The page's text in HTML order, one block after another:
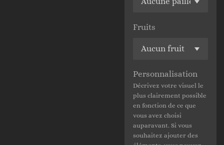
Fruits
Personnalisation
Décrivez votre visuel le
plus clairement possible
en fonction de ce que
vous avez choisi
auparavant. Si vous
souhaitez ajouter des